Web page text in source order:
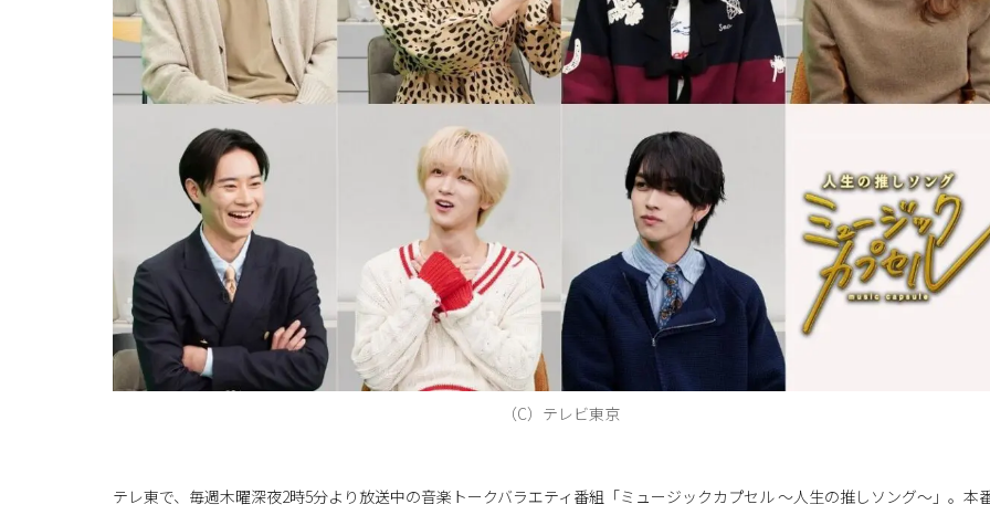
（C）テレビ東京
テレ東で、毎週木曜深夜2時5分より放送中の音楽トークバラエティ番組「ミュージックカプセル ～人生の推しソング～」。本